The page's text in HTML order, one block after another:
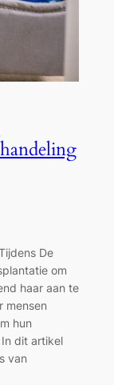
De
om
haar aan te
mensen
hun
dit artikel
van